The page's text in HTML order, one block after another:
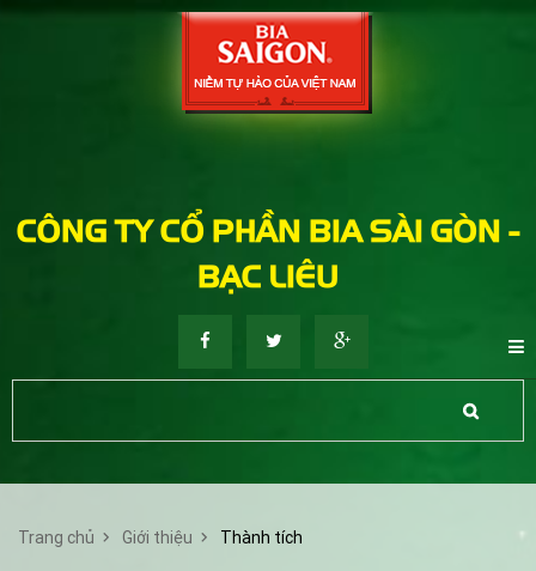
CÔNG TY CỔ PHẦN BIA SÀI GÒN -
BẠC LIÊU
Trang chủ Giới thiệu Thành tích